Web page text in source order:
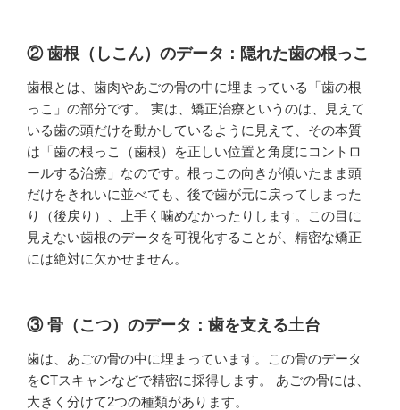
② 歯根（しこん）のデータ：隠れた歯の根っこ
歯根とは、歯肉やあごの骨の中に埋まっている「歯の根
っこ」の部分です。 実は、矯正治療というのは、見えて
いる歯の頭だけを動かしているように見えて、その本質
は「歯の根っこ（歯根）を正しい位置と角度にコントロ
ールする治療」なのです。根っこの向きが傾いたまま頭
だけをきれいに並べても、後で歯が元に戻ってしまった
り（後戻り）、上手く噛めなかったりします。この目に
見えない歯根のデータを可視化することが、精密な矯正
には絶対に欠かせません。
③ 骨（こつ）のデータ：歯を支える土台
歯は、あごの骨の中に埋まっています。この骨のデータ
をCTスキャンなどで精密に採得します。 あごの骨には、
大きく分けて2つの種類があります。